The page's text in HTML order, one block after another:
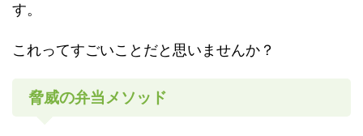
す。
これってすごいことだと思いませんか？
脅威の弁当メソッド